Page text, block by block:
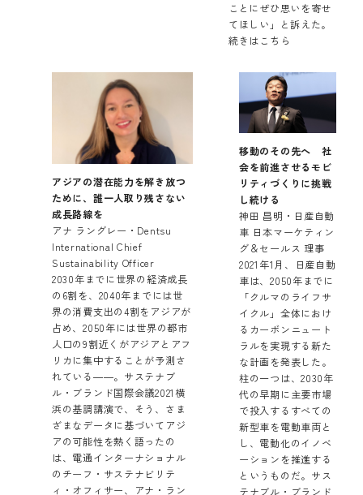
ことにぜひ思いを寄せ
てほしい」と訴えた。
続きはこちら
アジアの潜在能力を解き放つ
ために、誰一人取り残さない
成長路線を
アナ ラングレー・Dentsu
International Chief
Sustainability Officer
2030年までに世界の経済成長
の6割を、2040年までには世
界の消費支出の4割をアジアが
占め、2050年には世界の都市
人口の9割近くがアジアとアフ
リカに集中することが予測さ
れている――。サステナブ
ル・ブランド国際会議2021横
浜の基調講演で、そう、さま
ざまなデータに基づいてアジ
アの可能性を熱く語ったの
は、電通インターナショナル
のチーフ・サステナビリテ
ィ・オフィサー、アナ・ラン
移動のその先へ 社
会を前進させるモビ
リティづくりに挑戦
し続ける
神田 昌明・日産自動
車 日本マーケティン
グ＆セールス 理事
2021年1月、日産自動
車は、2050年までに
「クルマのライフサ
イクル」全体におけ
るカーボンニュート
ラルを実現する新た
な計画を発表した。
柱の一つは、2030年
代の早期に主要市場
で投入するすべての
新型車を電動車両と
し、電動化のイノベ
ーションを推進する
というものだ。サス
テナブル・ブランド